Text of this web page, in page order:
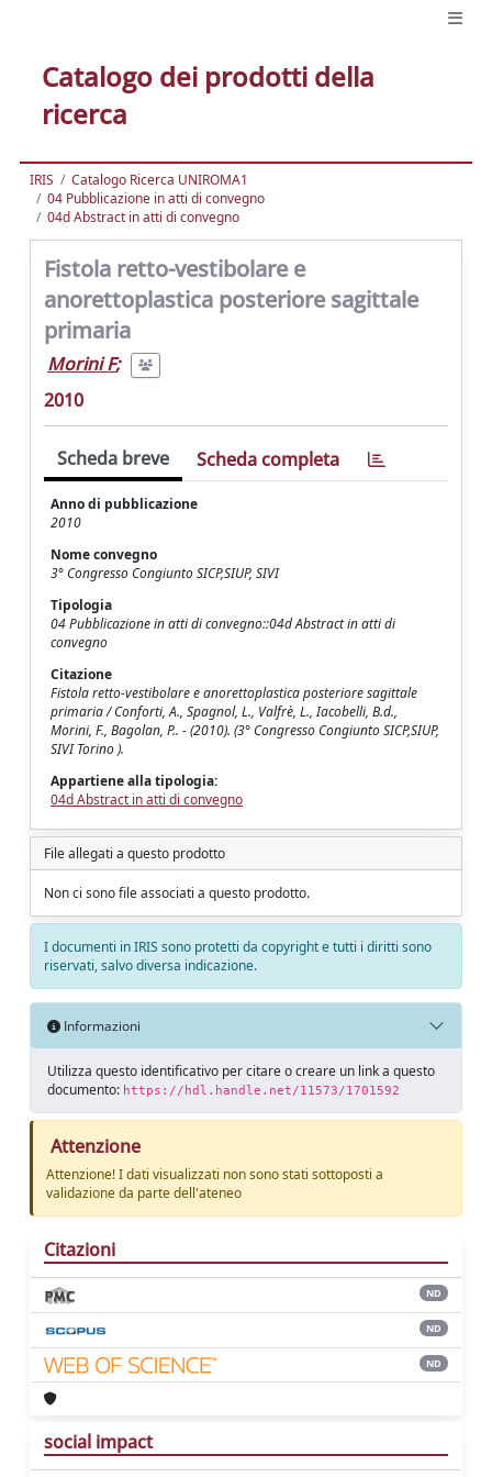
Catalogo dei prodotti della
ricerca
IRIS
Catalogo Ricerca UNIROMA1
04 Pubblicazione in atti di convegno
04d Abstract in atti di convegno
Fistola retto-vestibolare e
anorettoplastica posteriore sagittale
primaria
Morini F;
2010
Scheda breve Scheda completa
Anno di pubblicazione
2010
Nome convegno
3° Congresso Congiunto SICP,SIUP, SIVI
Tipologia
04 Pubblicazione in atti di convegno::04d Abstract in atti di
convegno
Citazione
Fistola retto-vestibolare e anorettoplastica posteriore sagittale
primaria / Conforti, A., Spagnol, L., Valfrè, L., Iacobelli, B.d.,
Morini, F., Bagolan, P.. - (2010). (3° Congresso Congiunto SICP,SIUP,
SIVI Torino ).
Appartiene alla tipologia:
04d Abstract in atti di convegno
File allegati a questo prodotto
Non ci sono file associati a questo prodotto.
I documenti in IRIS sono protetti da copyright e tutti i diritti sono
riservati, salvo diversa indicazione.
Informazioni
Utilizza questo identificativo per citare o creare un link a questo
documento: https://hdl.handle.net/11573/1701592
Attenzione
Attenzione! I dati visualizzati non sono stati sottoposti a
validazione da parte dell'ateneo
Citazioni
ND
ND
ND
social impact